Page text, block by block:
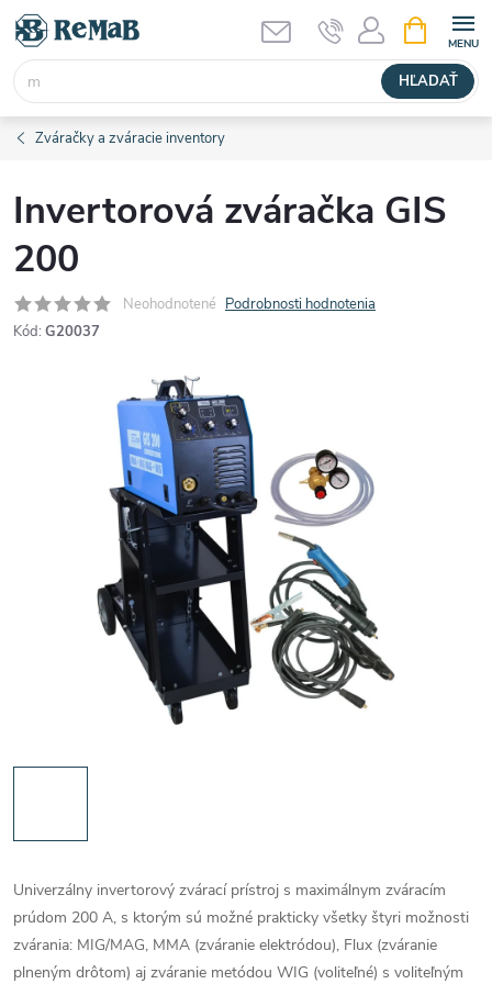
Prejsť
obsah
HĽADAŤ
KOŠÍK
Zváračky a zváracie inventory
Invertorová zváračka GIS
200
Neohodnotené Podrobnosti hodnotenia
Kód: G20037
Univerzálny invertorový zvárací prístroj s maximálnym zváracím
prúdom 200 A, s ktorým sú možné prakticky všetky štyri možnosti
zvárania: MIG/MAG, MMA (zváranie elektródou), Flux (zváranie
plneným drôtom) aj zváranie metódou WIG (voliteľné) s voliteľným